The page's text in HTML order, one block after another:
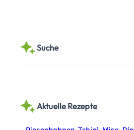
Suche
r
Aktuelle Rezepte